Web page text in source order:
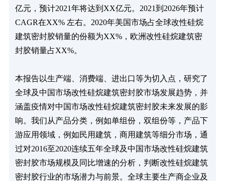
亿元，预计2021年将达到XX亿元。2021到2026年预计
CAGR在XX% 左右。2020年美国市场占全球改性硅烷
建筑密封胶销量的份额为XX%，欧洲改性硅烷建筑密
封胶销量占XX%。
本报告以生产端、消费端、进出口等为切入点，研究了
全球及中国市场改性硅烷建筑密封胶市场发展趋势，并
涵盖疫情对中国市场改性硅烷建筑密封胶未来发展的影
响。我们从产品分类，例如单组份，双组份等，产品下
游应用领域，例如民用建筑，商用建筑等细分市场，通
过对2016至2020连续五年全球及中国市场改性硅烷建筑
密封胶市场规模及同比增速的分析，判断改性硅烷建筑
密封胶行业的市场潜力与前景。全球主要生产商企业及